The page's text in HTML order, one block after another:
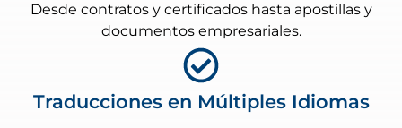
Desde contratos y certificados hasta apostillas y
documentos empresariales.
Traducciones en Múltiples Idiomas